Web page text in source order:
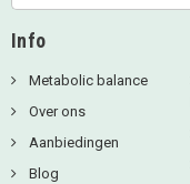
Info
Metabolic balance
Over ons
Aanbiedingen
Blog